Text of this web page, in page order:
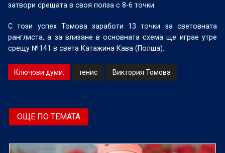
затвори срещата в своя полза с 8-6 точки.
С този успех Томова заработи 13 точки за световната
ранглиста, а за влизане в основната схема ще играе утре
срещу №141 в света Катажина Кава (Полша).
Ключови думи: тенис Виктория Томова
ОЩЕ ПО ТЕМАТА